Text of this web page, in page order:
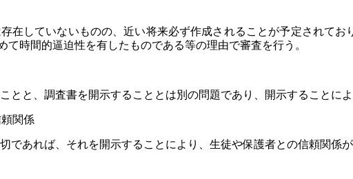
在していないものの、近い将来必ず作成されることが予定されてお
て時間的逼迫性を有したものである等の理由で審査を行う。
と、調査書を開示することとは別の問題であり、開示することに
関係
あれば、それを開示することにより、生徒や保護者との信頼関係が